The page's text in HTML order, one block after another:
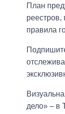
План
реестров,
правила
дело» – в